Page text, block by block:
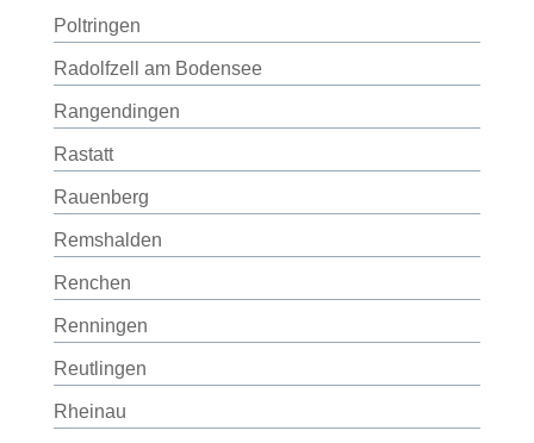
Poltringen
Radolfzell am Bodensee
Rangendingen
Rastatt
Rauenberg
Remshalden
Renchen
Renningen
Reutlingen
Rheinau